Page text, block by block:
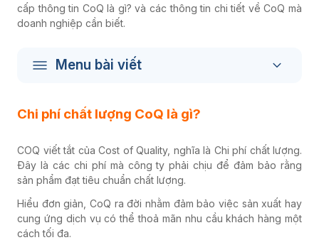
cấp thông tin CoQ là gì? và các thông tin chi tiết về CoQ mà
doanh nghiệp cần biết.
Menu bài viết
Chi phí chất lượng CoQ là gì?
COQ viết tắt của Cost of Quality, nghĩa là Chi phí chất lượng.
Đây là các chi phí mà công ty phải chịu để đảm bảo rằng
sản phẩm đạt tiêu chuẩn chất lượng.
Hiểu đơn giản, CoQ ra đời nhằm đảm bảo việc sản xuất hay
cung ứng dịch vụ có thể thoả mãn nhu cầu khách hàng một
cách tối đa.